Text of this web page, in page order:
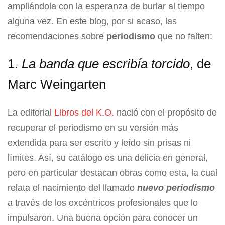
ampliándola con la esperanza de burlar al tiempo
alguna vez. En este blog, por si acaso, las
recomendaciones sobre periodismo que no falten:
1. La banda que escribía torcido, de
Marc Weingarten
La editorial Libros del K.O. nació con el propósito de
recuperar el periodismo en su versión más
extendida para ser escrito y leído sin prisas ni
límites. Así, su catálogo es una delicia en general,
pero en particular destacan obras como esta, la cual
relata el nacimiento del llamado nuevo periodismo
a través de los excéntricos profesionales que lo
impulsaron. Una buena opción para conocer un